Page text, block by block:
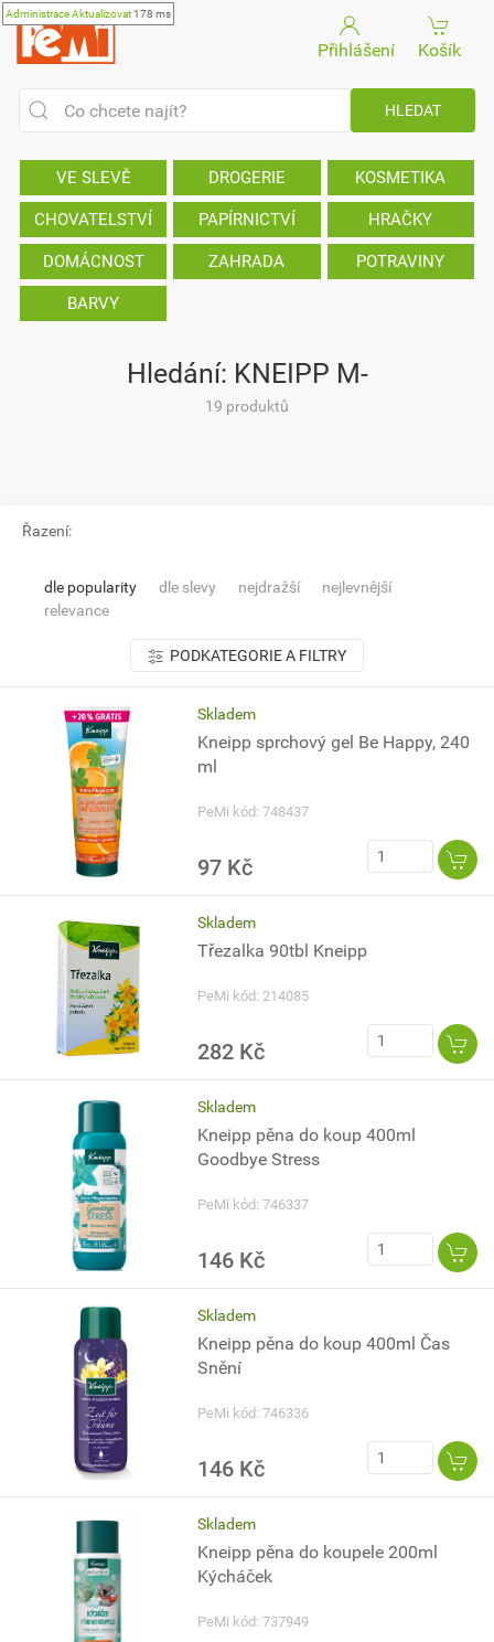
AdministraceAktualizovat178 ms
Přihlášení Košík
VE SLEVĚ DROGERIE KOSMETIKA
CHOVATELSTVÍ PAPÍRNICTVÍ HRAČKY
DOMÁCNOST ZAHRADA POTRAVINY
BARVY
Hledání: KNEIPP M-
19 produktů
Řazení:
dle popularity dle slevy nejdražší
nejlevnější
relevance
PODKATEGORIE A FILTRY
Skladem
Kneipp sprchový gel Be Happy, 240
ml
PeMi kód: 748437
97 Kč
Skladem
Třezalka 90tbl Kneipp
PeMi kód: 214085
282 Kč
Skladem
Kneipp pěna do koup 400ml
Goodbye Stress
PeMi kód: 746337
146 Kč
Skladem
Kneipp pěna do koup 400ml Čas
Snění
PeMi kód: 746336
146 Kč
Skladem
Kneipp pěna do koupele 200ml
Kýcháček
PeMi kód: 737949